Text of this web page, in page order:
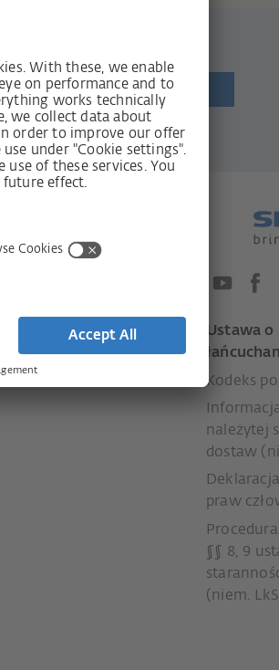
Otrzymaj newsletter
Kontakt
Nasze wartości
Zaangażowanie społeczne
Kariera
Ustawa o
Kodeks
należytej
dostaw
praw
§§ 8, 9
(niem.